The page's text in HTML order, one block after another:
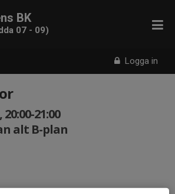
Logga in
BK
07 - 09)
21:00
alt B-plan